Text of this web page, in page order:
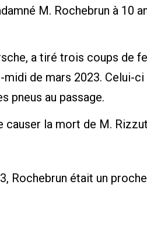
M. Rochebrun à 10
a tiré trois coups de
de mars 2023. Celui-ci
pneus au passage.
causer la mort de M.
Rochebrun était un